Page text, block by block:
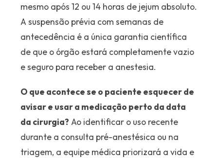
mesmo após 12 ou 14 horas de jejum absoluto.
A suspensão prévia com semanas de
antecedência é a única garantia científica
de que o órgão estará completamente vazio
e seguro para receber a anestesia.
O que acontece se o paciente esquecer de
avisar e usar a medicação perto da data
da cirurgia? Ao identificar o uso recente
durante a consulta pré-anestésica ou na
triagem, a equipe médica priorizará a vida e